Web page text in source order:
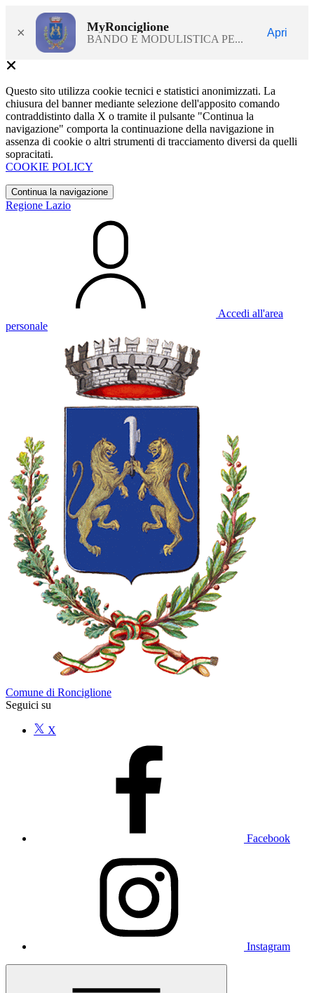
× MyRonciglione
BANDO E MODULISTICA PE...
Apri
Questo sito utilizza cookie tecnici e statistici anonimizzati. La
chiusura del banner mediante selezione dell'apposito comando
contraddistinto dalla X o tramite il pulsante "Continua la
navigazione" comporta la continuazione della navigazione in
assenza di cookie o altri strumenti di tracciamento diversi da quelli
sopracitati.
COOKIE POLICY
Continua la navigazione
Regione Lazio
Accedi all'area
personale
Comune di Ronciglione
Seguici su
X
Facebook
Instagram